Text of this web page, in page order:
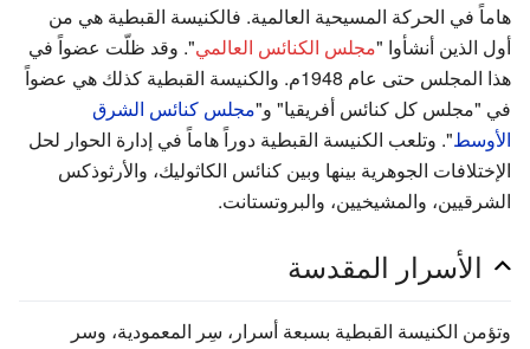
هاماً في الحركة المسيحية العالمية. فالكنيسة القبطية هي من
أول الذين أنشأوا "مجلس الكنائس العالمي". وقد ظلّت عضواً في
هذا المجلس حتى عام 1948م. والكنيسة القبطية كذلك هي عضواً
في "مجلس كل كنائس أفريقيا" و"مجلس كنائس الشرق
الأوسط". وتلعب الكنيسة القبطية دوراً هاماً في إدارة الحوار لحل
الإختلافات الجوهرية بينها وبين كنائس الكاثوليك، والأرثوذكس
الشرقيين، والمشيخيين، والبروتستانت.
الأسرار المقدسة
وتؤمن الكنيسة القبطية بسبعة أسرار، سِر المعمودية، وسر